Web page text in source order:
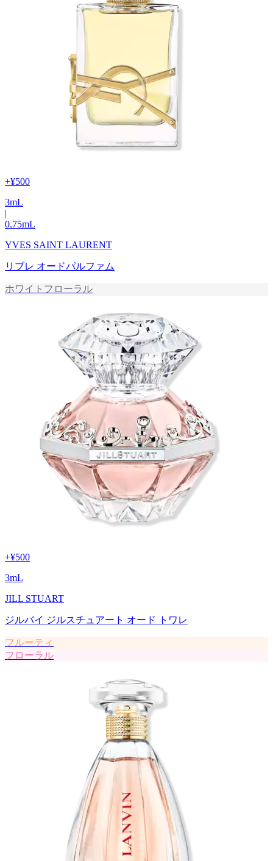
+¥500
3mL
|
0.75mL
YVES SAINT LAURENT
リブレ オードパルファム
ホワイトフローラル
+¥500
3mL
JILL STUART
ジルバイ ジルスチュアート オード トワレ
フルーティ
フローラル